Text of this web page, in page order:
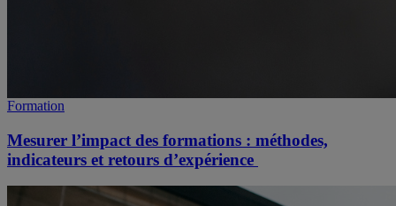
Formation
Mesurer l’impact des formations : méthodes,
indicateurs et retours d’expérience